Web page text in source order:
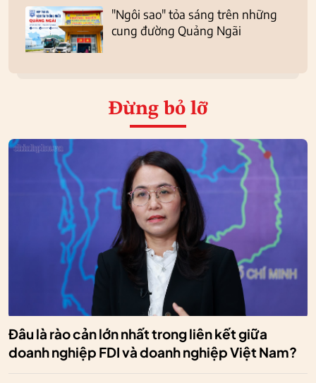
"Ngôi sao" tỏa sáng trên những
cung đường Quảng Ngãi
Đừng bỏ lỡ
Đâu là rào cản lớn nhất trong liên kết giữa
doanh nghiệp FDI và doanh nghiệp Việt Nam?